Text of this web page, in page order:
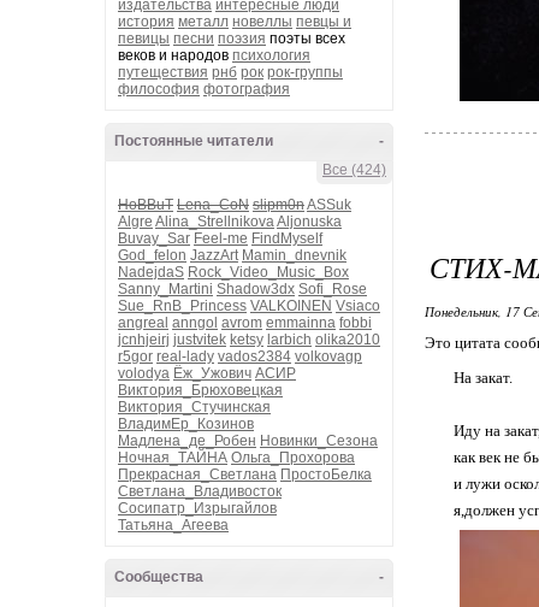
издательства интересные люди
история металл новеллы певцы и
певицы песни поэзия поэты всех
веков и народов психология
путеществия рнб рок рок-группы
философия фотография
-
Постоянные читатели
Все (424)
HoBBuT Lena_CoN slipm0nASSuk
Algre Alina_StrellnikovaAljonuska
Buvay_Sar Feel-me FindMyself
God_felon JazzArt Mamin_dnevnik
NadejdaS Rock_Video_Music_Box
Sanny_Martini Shadow3dx Sofi_Rose
Sue_RnB_Princess VALKOINEN Vsiaco
angreal anngol avrom emmainna fobbi
jcnhjeirj justvitek ketsy larbich olika2010
r5gor real-lady vados2384 volkovagp
volodya Ёж_Ужович АСИР
Виктория_Брюховецкая
Виктория_Стучинская
ВладимЕр_Козинов
Мадлена_де_Робен Новинки_Сезона
Ночная_ТАЙНА Ольга_Прохорова
Прекрасная_Светлана ПростоБелка
Светлана_Владивосток
Сосипатр_Изрыгайлов
Татьяна_Агеева
-
Сообщества
СТИХ-
Понедельник, 17
Это цитата
На закат.
Иду на
как век не
и лужи
я,должен